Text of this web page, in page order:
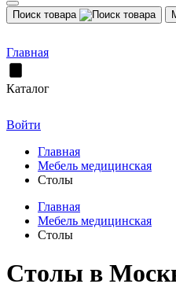
Поиск товара
Главная
Каталог
Войти
Главная
Мебель медицинская
Столы
Главная
Мебель медицинская
Столы
Столы в